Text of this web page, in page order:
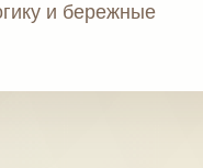
и бережные